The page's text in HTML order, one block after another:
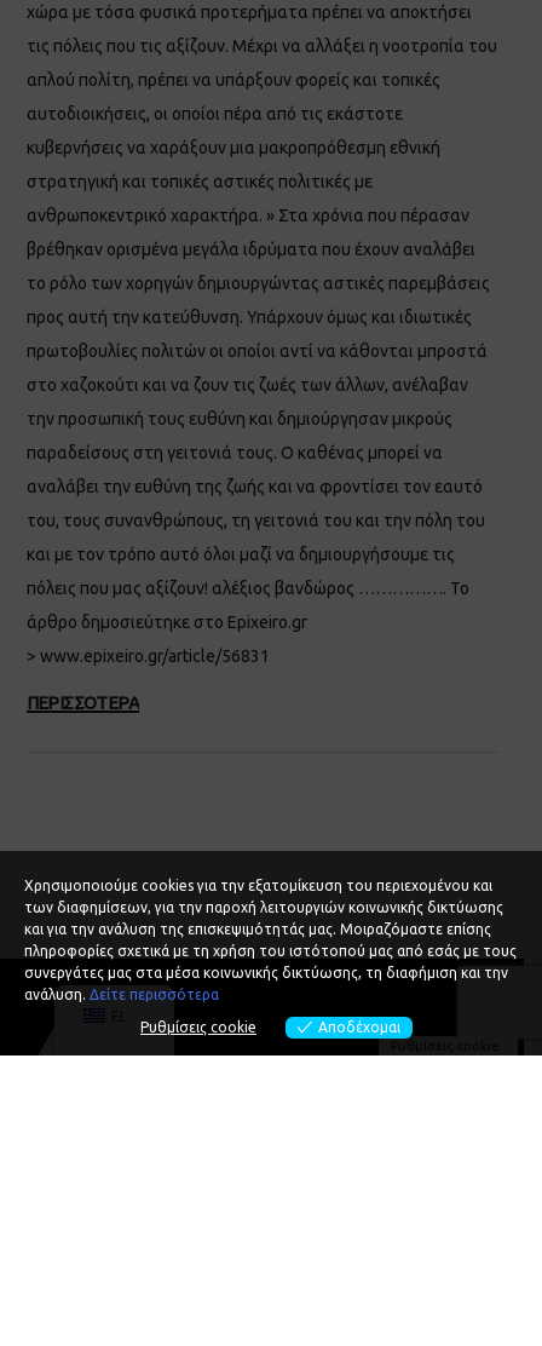
χώρα με τόσα φυσικά προτερήματα πρέπει να αποκτήσει
τις πόλεις που τις αξίζουν. Μέχρι να αλλάξει η νοοτροπία του
απλού πολίτη, πρέπει να υπάρξουν φορείς και τοπικές
αυτοδιοικήσεις, οι οποίοι πέρα από τις εκάστοτε
κυβερνήσεις να χαράξουν μια μακροπρόθεσμη εθνική
στρατηγική και τοπικές αστικές πολιτικές με
ανθρωποκεντρικό χαρακτήρα. » Στα χρόνια που πέρασαν
βρέθηκαν ορισμένα μεγάλα ιδρύματα που έχουν αναλάβει
το ρόλο των χορηγών δημιουργώντας αστικές παρεμβάσεις
προς αυτή την κατεύθυνση. Υπάρχουν όμως και ιδιωτικές
πρωτοβουλίες πολιτών οι οποίοι αντί να κάθονται μπροστά
στο χαζοκούτι και να ζουν τις ζωές των άλλων, ανέλαβαν
την προσωπική τους ευθύνη και δημιούργησαν μικρούς
παραδείσους στη γειτονιά τους. Ο καθένας μπορεί να
αναλάβει την ευθύνη της ζωής και να φροντίσει τον εαυτό
του, τους συνανθρώπους, τη γειτονιά του και την πόλη του
και με τον τρόπο αυτό όλοι μαζί να δημιουργήσουμε τις
πόλεις που μας αξίζουν! αλέξιος βανδώρος ……………. Το
άρθρο δημοσιεύτηκε στο Epixeiro.gr
> www.epixeiro.gr/article/56831
ΠΕΡΙΣΣΟΤΕΡΑ
Χρησιμοποιούμε cookies για την εξατομίκευση του περιεχομένου και
των διαφημίσεων, για την παροχή λειτουργιών κοινωνικής δικτύωσης
και για την ανάλυση της επισκεψιμότητάς μας. Μοιραζόμαστε επίσης
πληροφορίες σχετικά με τη χρήση του ιστότοπού μας από εσάς με τους
συνεργάτες μας στα μέσα κοινωνικής δικτύωσης, τη διαφήμιση και την
ανάλυση. Δείτε περισσότερα
Ρυθμίσεις cookie Αποδέχομαι